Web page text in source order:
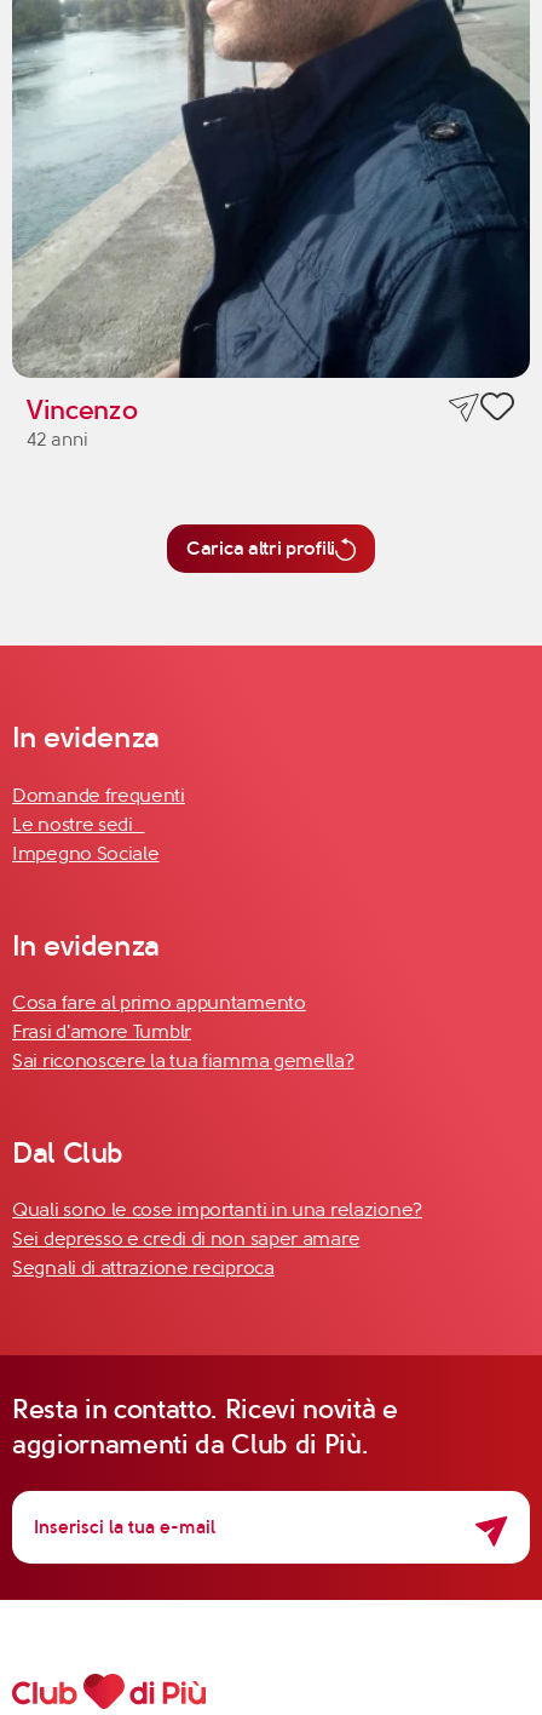
Vincenzo
42 anni
Carica altri profili
In evidenza
Domande frequenti
Le nostre sedi
Impegno Sociale
In evidenza
Cosa fare al primo appuntamento
Frasi d'amore Tumblr
Sai riconoscere la tua fiamma gemella?
Dal Club
Quali sono le cose importanti in una relazione?
Sei depresso e credi di non saper amare
Segnali di attrazione reciproca
Resta in contatto. Ricevi novità e
aggiornamenti da Club di Più.